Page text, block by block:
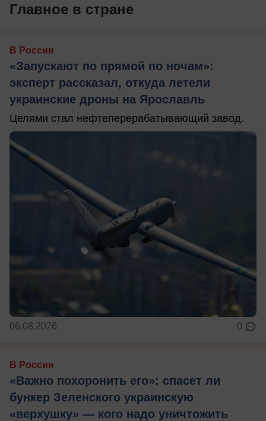
Главное в стране
В России
«Запускают по прямой по ночам»:
эксперт рассказал, откуда летели
украинские дроны на Ярославль
Целями стал нефтеперерабатывающий завод.
06.08.2026 0
В России
«Важно похоронить его»: спасет ли
бункер Зеленского украинскую
«верхушку» — кого надо уничтожить